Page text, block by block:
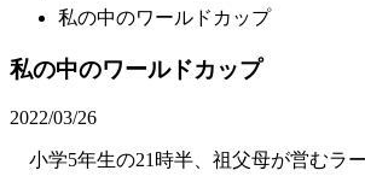
私の中のワールドカップ
私の中のワールドカップ
2022/03/26
小学5年生の21時半、祖父母が営むラ